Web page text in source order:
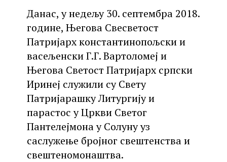
Данас, у недељу 30. септембра 2018.
године, Његова Свесветост
Патријарх константинопољски и
васељенски Г.Г. Вартоломеј и
Његова Светост Патријарх српски
Иринеј служили су Свету
Патријарашку Литургију и
парастос у Цркви Светог
Пантелејмона у Солуну уз
саслужење бројног свештенства и
свештеномонаштва.